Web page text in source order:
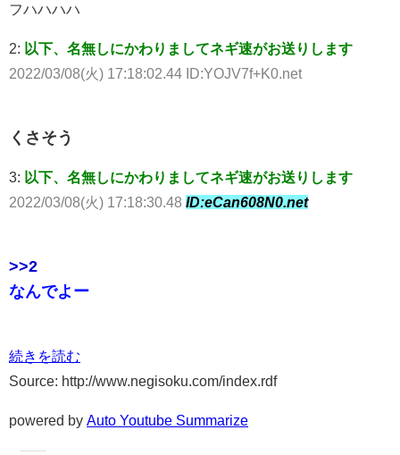
フハハハハ
2: 以下、名無しにかわりましてネギ速がお送りします
2022/03/08(火) 17:18:02.44 ID:YOJV7f+K0.net
くさそう
3: 以下、名無しにかわりましてネギ速がお送りします
2022/03/08(火) 17:18:30.48 ID:eCan608N0.net
>>2
なんでよー
続きを読む
Source: http://www.negisoku.com/index.rdf
powered by Auto Youtube Summarize